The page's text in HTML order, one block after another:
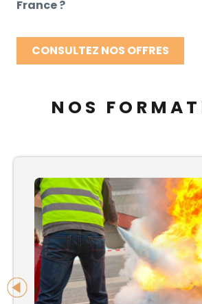
France ?
CONSULTEZ NOS OFFRES
NOS